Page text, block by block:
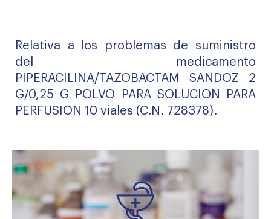
Relativa a los problemas de suministro
del medicamento
PIPERACILINA/TAZOBACTAM SANDOZ 2
G/0,25 G POLVO PARA SOLUCION PARA
PERFUSION 10 viales (C.N. 728378).